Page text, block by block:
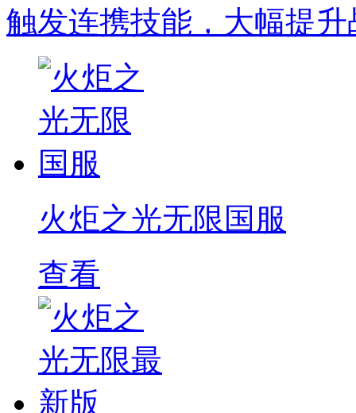
触发连携技能，大幅提
火炬之光无限国服
查看